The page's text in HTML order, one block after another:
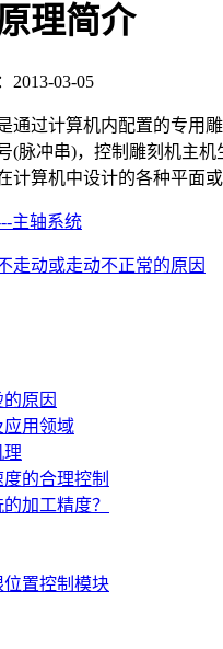
理简介
03-05
过计算机内配置的专用雕
(脉冲串)，控制雕刻机主
计算机中设计的各种平面
主轴系统
走动或走动不正常的原因
原因
应用领域
理
的合理控制
加工精度？
置控制模块